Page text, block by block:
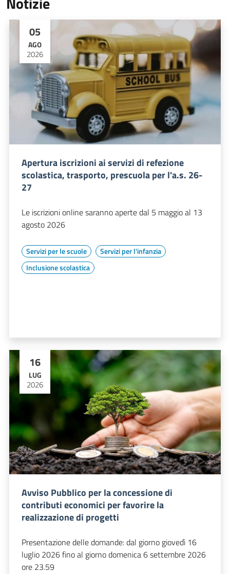
05
AGO
2026
Apertura iscrizioni ai servizi di refezione
scolastica, trasporto, prescuola per l'a.s. 26-
27
Le iscrizioni online saranno aperte dal 5 maggio al 13
agosto 2026
Servizi per le scuole
Servizi per l'infanzia
Inclusione scolastica
16
LUG
2026
Avviso Pubblico per la concessione di
contributi economici per favorire la
realizzazione di progetti
Presentazione delle domande: dal giorno giovedì 16
luglio 2026 fino al giorno domenica 6 settembre 2026
ore 23.59